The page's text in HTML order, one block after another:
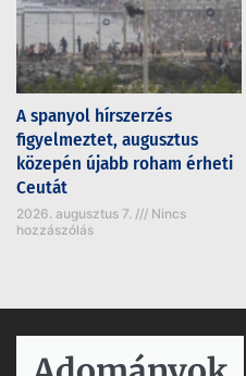
A spanyol hírszerzés
figyelmeztet, augusztus
közepén újabb roham érheti
Ceutát
2026. augusztus 7.
Nincs
hozzászólás